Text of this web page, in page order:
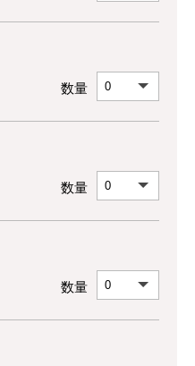
数量
数量
数量